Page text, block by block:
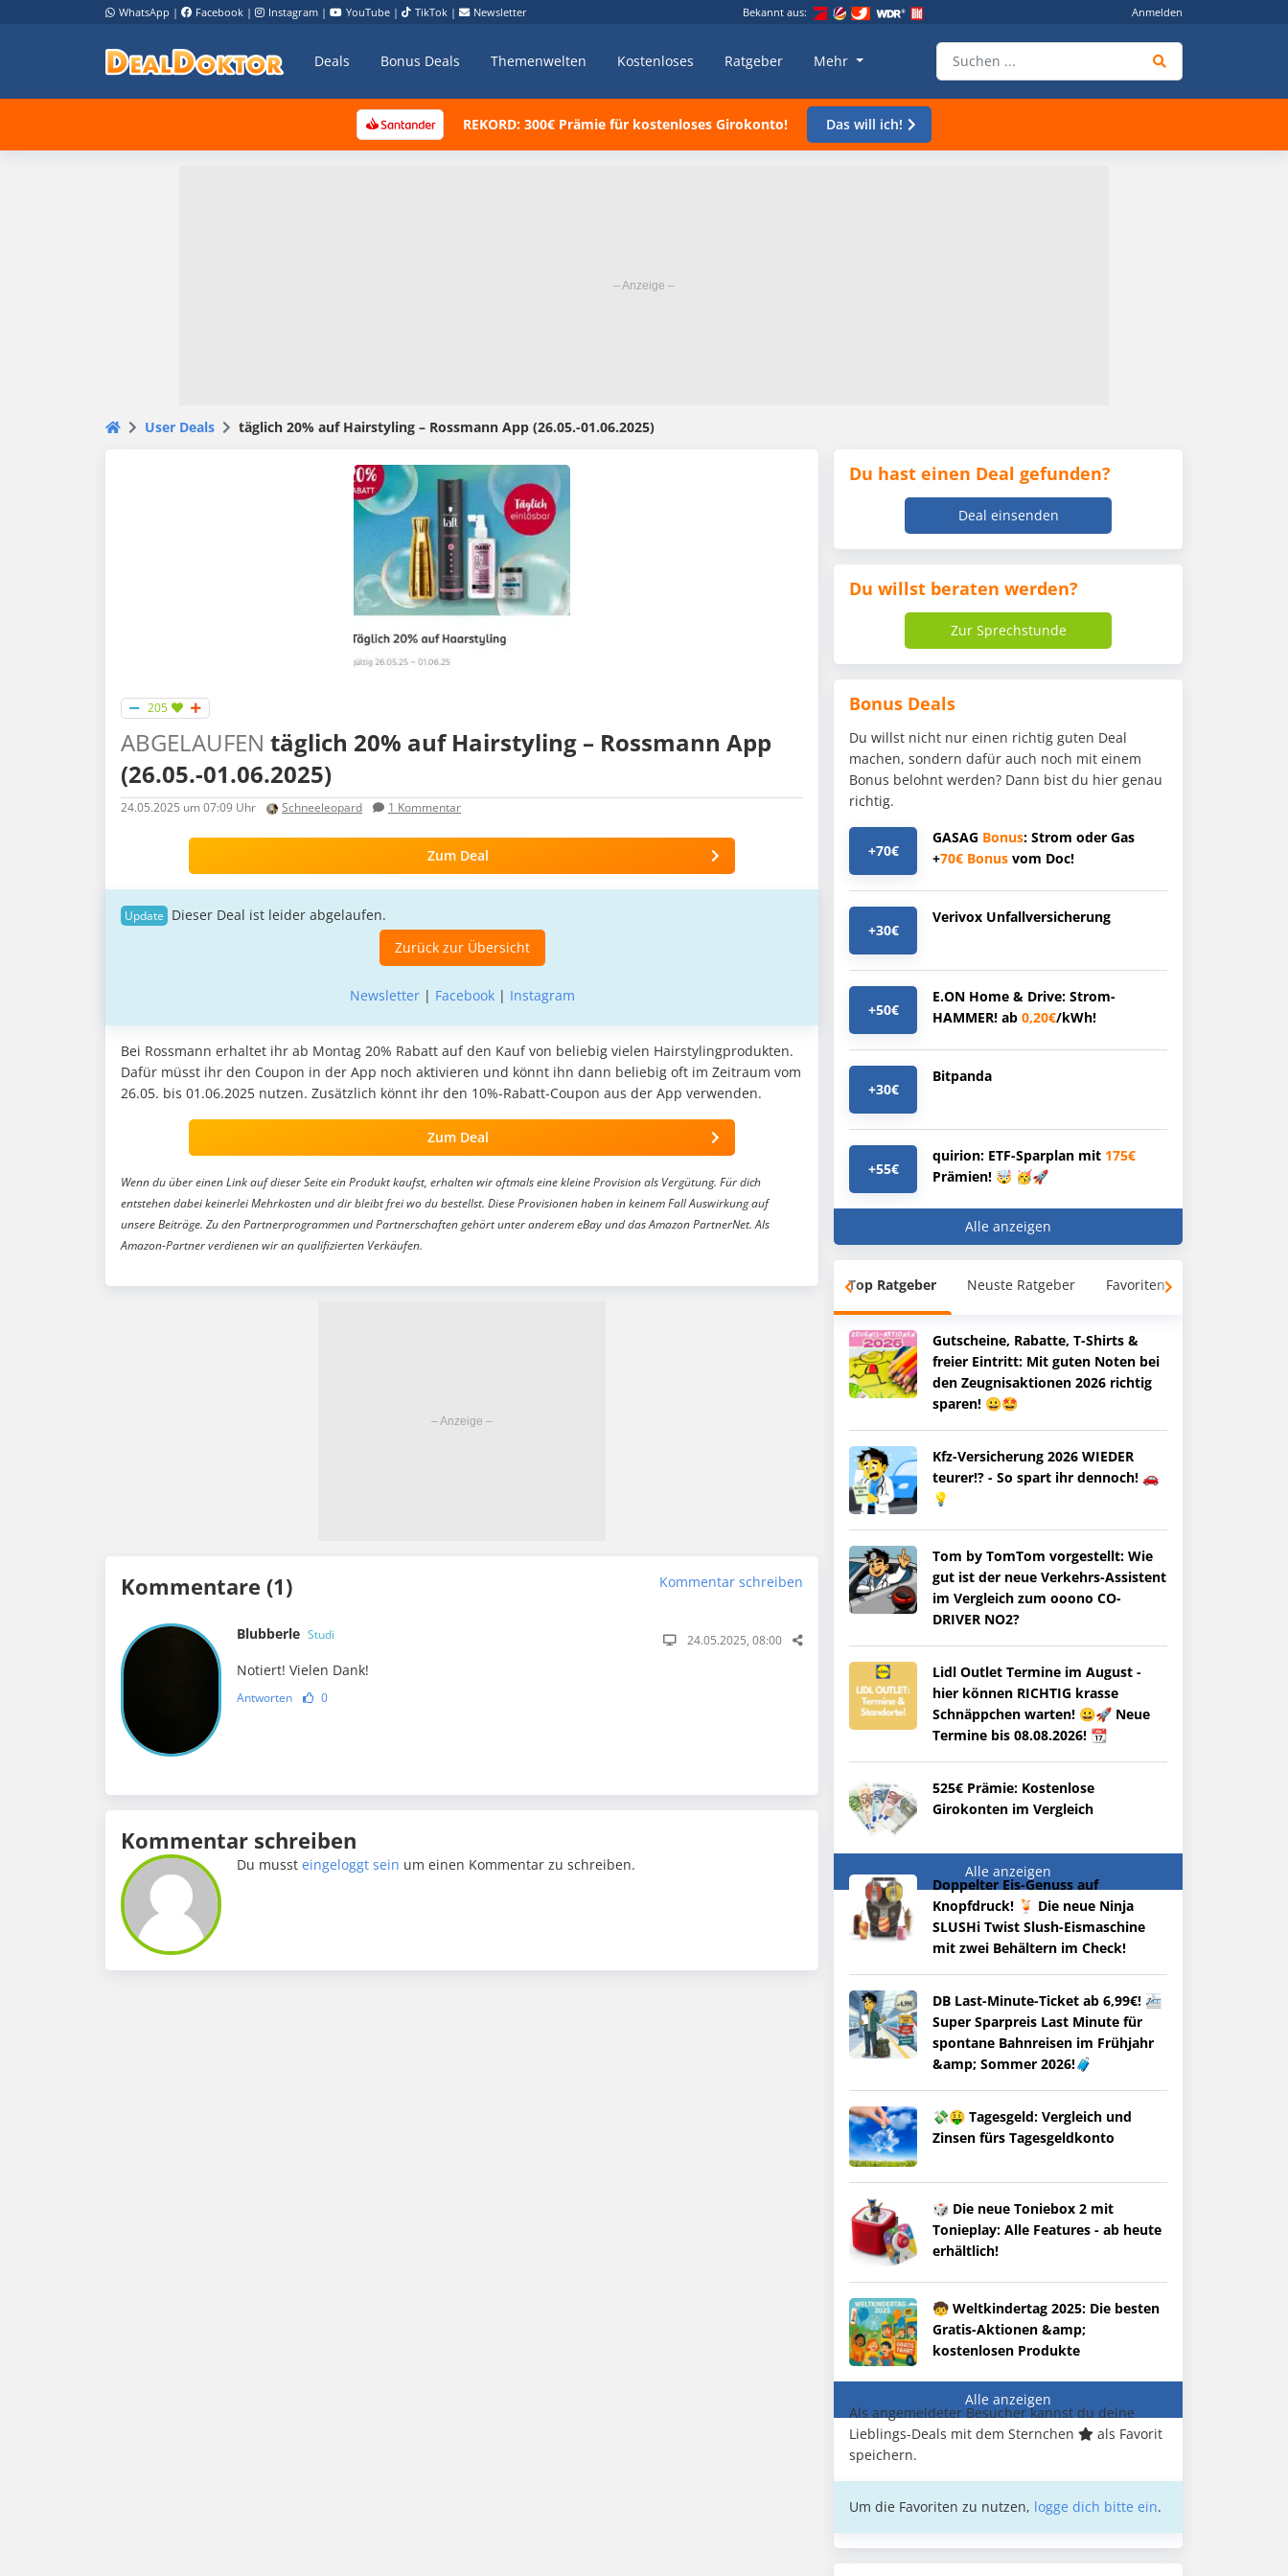
WhatsApp | Facebook | Instagram | YouTube | TikTok | Newsletter Bekannt aus: Anmelden
Deals Bonus Deals Themenwelten Kostenloses Ratgeber Mehr
REKORD: 300€ Prämie für kostenloses Girokonto! Das will ich!
User Deals täglich 20% auf Hairstyling – Rossmann App (26.05.-01.06.2025)
205
ABGELAUFEN täglich 20% auf Hairstyling – Rossmann App
(26.05.-01.06.2025)
24.05.2025 um 07:09 Uhr Schneeleopard 1 Kommentar
Zum Deal
Dieser Deal ist leider abgelaufen.
Zurück zur Übersicht
Newsletter| Facebook| Instagram
Bei Rossmann erhaltet ihr ab Montag 20% Rabatt auf den Kauf von beliebig vielen Hairstylingprodukten.
Dafür müsst ihr den Coupon in der App noch aktivieren und könnt ihn dann beliebig oft im Zeitraum vom
26.05. bis 01.06.2025 nutzen. Zusätzlich könnt ihr den 10%-Rabatt-Coupon aus der App verwenden.
Zum Deal
Wenn du über einen Link auf dieser Seite ein Produkt kaufst, erhalten wir oftmals eine kleine Provision als Vergütung. Für dich
entstehen dabei keinerlei Mehrkosten und dir bleibt frei wo du bestellst. Diese Provisionen haben in keinem Fall Auswirkung auf
unsere Beiträge. Zu den Partnerprogrammen und Partnerschaften gehört unter anderem eBay und das Amazon PartnerNet. Als
Amazon-Partner verdienen wir an qualifizierten Verkäufen.
Kommentare (1) Kommentar schreiben
Blubberle Studi 24.05.2025, 08:00
Notiert! Vielen Dank!
Antworten 0
Kommentar schreiben
Du mussteingeloggt sein um einen Kommentar zu schreiben.
Du hast einen Deal gefunden?
Deal einsenden
Du willst beraten werden?
Zur Sprechstunde
Bonus Deals
Du willst nicht nur einen richtig guten Deal
machen, sondern dafür auch noch mit einem
Bonus belohnt werden? Dann bist du hier genau
richtig.
+70€
GASAG Bonus: Strom oder Gas
+70€ Bonus vom Doc!
+30€
Verivox Unfallversicherung
+50€
E.ON Home & Drive: Strom-
HAMMER! ab 0,20€/kWh!
+30€
Bitpanda
+55€
quirion: ETF-Sparplan mit 175€
Prämien! 🤯 🥳🚀
Alle anzeigen
Top Ratgeber Neuste Ratgeber Favoriten
Gutscheine, Rabatte, T-Shirts &
freier Eintritt: Mit guten Noten bei
den Zeugnisaktionen 2026 richtig
sparen! 😀🤩
Kfz-Versicherung 2026 WIEDER
teurer!? - So spart ihr dennoch! 🚗
💡
Tom by TomTom vorgestellt: Wie
gut ist der neue Verkehrs-Assistent
im Vergleich zum ooono CO-
DRIVER NO2?
Lidl Outlet Termine im August -
hier können RICHTIG krasse
Schnäppchen warten! 😀🚀 Neue
Termine bis 08.08.2026! 📆
525€ Prämie: Kostenlose
Girokonten im Vergleich
Alle anzeigen
Doppelter Eis-Genuss auf
Knopfdruck! 🍹 Die neue Ninja
SLUSHi Twist Slush-Eismaschine
mit zwei Behältern im Check!
DB Last-Minute-Ticket ab 6,99€! 🚈
Super Sparpreis Last Minute für
spontane Bahnreisen im Frühjahr
&amp; Sommer 2026!🧳
💸🤑 Tagesgeld: Vergleich und
Zinsen fürs Tagesgeldkonto
🎲 Die neue Toniebox 2 mit
Tonieplay: Alle Features - ab heute
erhältlich!
🧒 Weltkindertag 2025: Die besten
Gratis-Aktionen &amp;
kostenlosen Produkte
Alle anzeigen
Als angemeldeter Besucher kannst du deine
Lieblings-Deals mit dem Sternchen
als Favorit
speichern.
Um die Favoriten zu nutzen, logge dich bitte ein.